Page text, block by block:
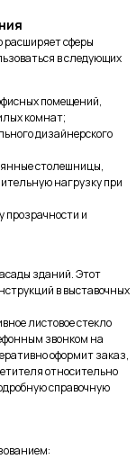
расширяет сферы
в следующих
помещений,
комнат;
дизайнерского
столешницы,
нагрузку при
прозрачности и
зданий. Этот
в выставочных
листовое стекло
звонком на
оформит заказ,
относительно
справочную